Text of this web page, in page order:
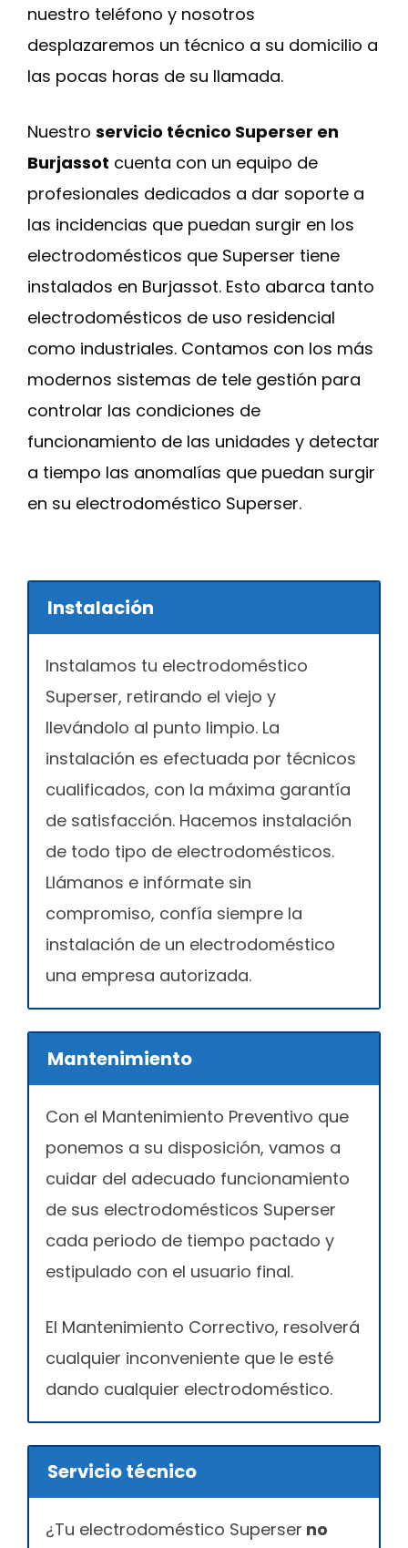
nuestro teléfono y nosotros
desplazaremos un técnico a su domicilio a
las pocas horas de su llamada.
Nuestro servicio técnico Superser en
Burjassot cuenta con un equipo de
profesionales dedicados a dar soporte a
las incidencias que puedan surgir en los
electrodomésticos que Superser tiene
instalados en Burjassot. Esto abarca tanto
electrodomésticos de uso residencial
como industriales. Contamos con los más
modernos sistemas de tele gestión para
controlar las condiciones de
funcionamiento de las unidades y detectar
a tiempo las anomalías que puedan surgir
en su electrodoméstico Superser.
Instalación
Instalamos tu electrodoméstico
Superser, retirando el viejo y
llevándolo al punto limpio. La
instalación es efectuada por técnicos
cualificados, con la máxima garantía
de satisfacción. Hacemos instalación
de todo tipo de electrodomésticos.
Llámanos e infórmate sin
compromiso, confía siempre la
instalación de un electrodoméstico
una empresa autorizada.
Mantenimiento
Con el Mantenimiento Preventivo que
ponemos a su disposición, vamos a
cuidar del adecuado funcionamiento
de sus electrodomésticos Superser
cada periodo de tiempo pactado y
estipulado con el usuario final.
El Mantenimiento Correctivo, resolverá
cualquier inconveniente que le esté
dando cualquier electrodoméstico.
Servicio técnico
¿Tu electrodoméstico Superser no